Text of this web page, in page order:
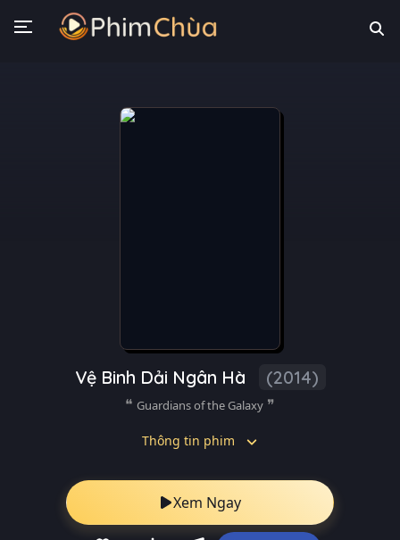
Vệ Binh Dải Ngân Hà (2014)
Guardians of the Galaxy
Thông tin phim
Xem Ngay